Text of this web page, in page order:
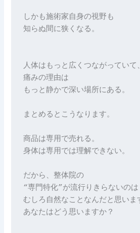
しかも施術家自身の視野も
知らぬ間に狭くなる。
人体はもっと広くつながっていて、
痛みの理由は
もっと静かで深い場所にある。
まとめるとこうなります。
商品は専用で売れる。
身体は専用では理解できない。
だから、整体院の
“専門特化”が流行りきらないのは
むしろ自然なことなんだと思いま
あなたはどう思いますか？